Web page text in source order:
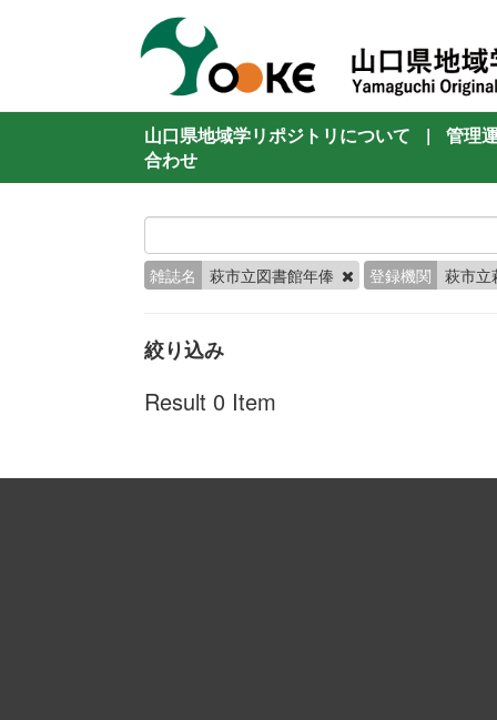
山口県地域学リポジトリについて |
管理
合わせ
雑誌名 萩市立図書館年俸 登録機関 萩市
絞り込み
Result 0 Item